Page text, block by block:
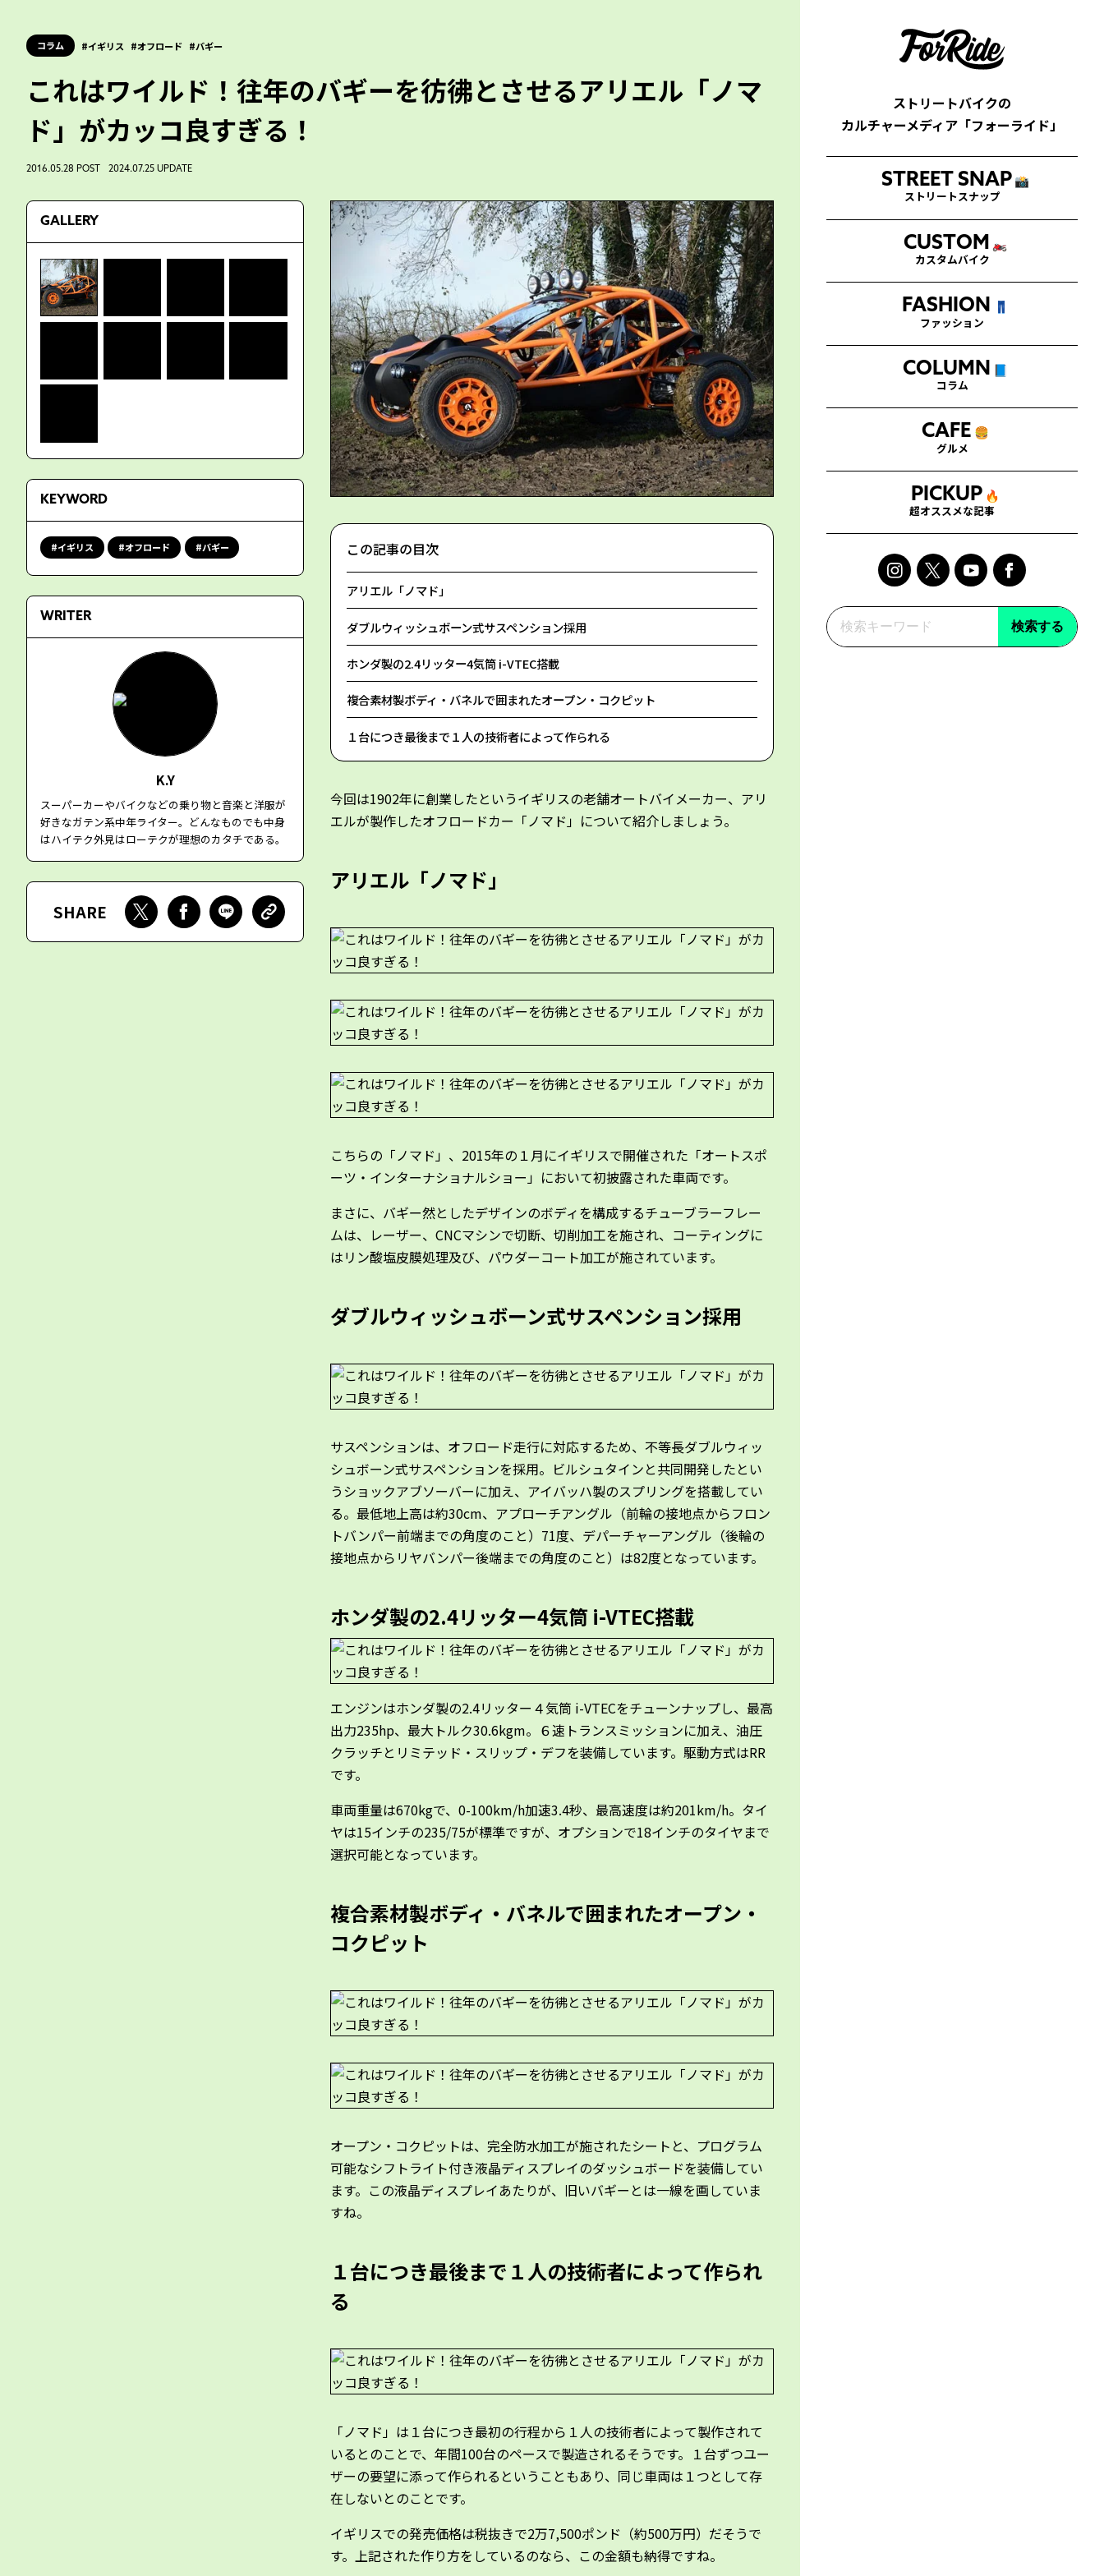
ストリートバイクの
カルチャーメディア「フォーライド」
STREET SNAP 📸
ストリートスナップ
CUSTOM 🏍
カスタムバイク
FASHION 👖
ファッション
COLUMN
コラム
CAFE 🍔
グルメ
PICKUP 🔥
超オススメな記事
検索する
コラム イギリス オフロード バギー
これはワイルド！往年のバギーを彷彿とさせるアリエル「ノマ
ド」がカッコ良すぎる！
2016.05.28 POST 2024.07.25 UPDATE
この記事の目次
アリエル「ノマド」
ダブルウィッシュボーン式サスペンション採用
ホンダ製の2.4リッター4気筒 i-VTEC搭載
複合素材製ボディ・バネルで囲まれたオープン・コクピット
１台につき最後まで１人の技術者によって作られる
今回は1902年に創業したというイギリスの老舗オートバイメーカー、アリ
エルが製作したオフロードカー「ノマド」について紹介しましょう。
アリエル「ノマド」
こちらの「ノマド」、2015年の１月にイギリスで開催された「オートスポ
ーツ・インターナショナルショー」において初披露された車両です。
まさに、バギー然としたデザインのボディを構成するチューブラーフレー
ムは、レーザー、CNCマシンで切断、切削加工を施され、コーティングに
はリン酸塩皮膜処理及び、パウダーコート加工が施されています。
ダブルウィッシュボーン式サスペンション採用
サスペンションは、オフロード走行に対応するため、不等長ダブルウィッ
シュボーン式サスペンションを採用。ビルシュタインと共同開発したとい
うショックアブソーバーに加え、アイバッハ製のスプリングを搭載してい
る。最低地上高は約30cm、アプローチアングル（前輪の接地点からフロン
トバンパー前端までの角度のこと）71度、デパーチャーアングル（後輪の
接地点からリヤバンパー後端までの角度のこと）は82度となっています。
ホンダ製の2.4リッター4気筒 i-VTEC搭載
エンジンはホンダ製の2.4リッター４気筒 i-VTECをチューンナップし、最高
出力235hp、最大トルク30.6kgm。６速トランスミッションに加え、油圧
クラッチとリミテッド・スリップ・デフを装備しています。駆動方式はRR
です。
車両重量は670kgで、0-100km/h加速3.4秒、最高速度は約201km/h。タイ
ヤは15インチの235/75が標準ですが、オプションで18インチのタイヤまで
選択可能となっています。
複合素材製ボディ・バネルで囲まれたオープン・
コクピット
オープン・コクピットは、完全防水加工が施されたシートと、プログラム
可能なシフトライト付き液晶ディスプレイのダッシュボードを装備してい
ます。この液晶ディスプレイあたりが、旧いバギーとは一線を画していま
すね。
１台につき最後まで１人の技術者によって作られ
る
「ノマド」は１台につき最初の行程から１人の技術者によって製作されて
いるとのことで、年間100台のペースで製造されるそうです。１台ずつユー
ザーの要望に添って作られるということもあり、同じ車両は１つとして存
在しないとのことです。
イギリスでの発売価格は税抜きで2万7,500ポンド（約500万円）だそうで
す。上記された作り方をしているのなら、この金額も納得ですね。
GALLERY
KEYWORD
イギリス オフロード バギー
WRITER
K.Y
スーパーカーやバイクなどの乗り物と音楽と洋服が
好きなガテン系中年ライター。どんなものでも中身
はハイテク外見はローテクが理想のカタチである。
SHARE